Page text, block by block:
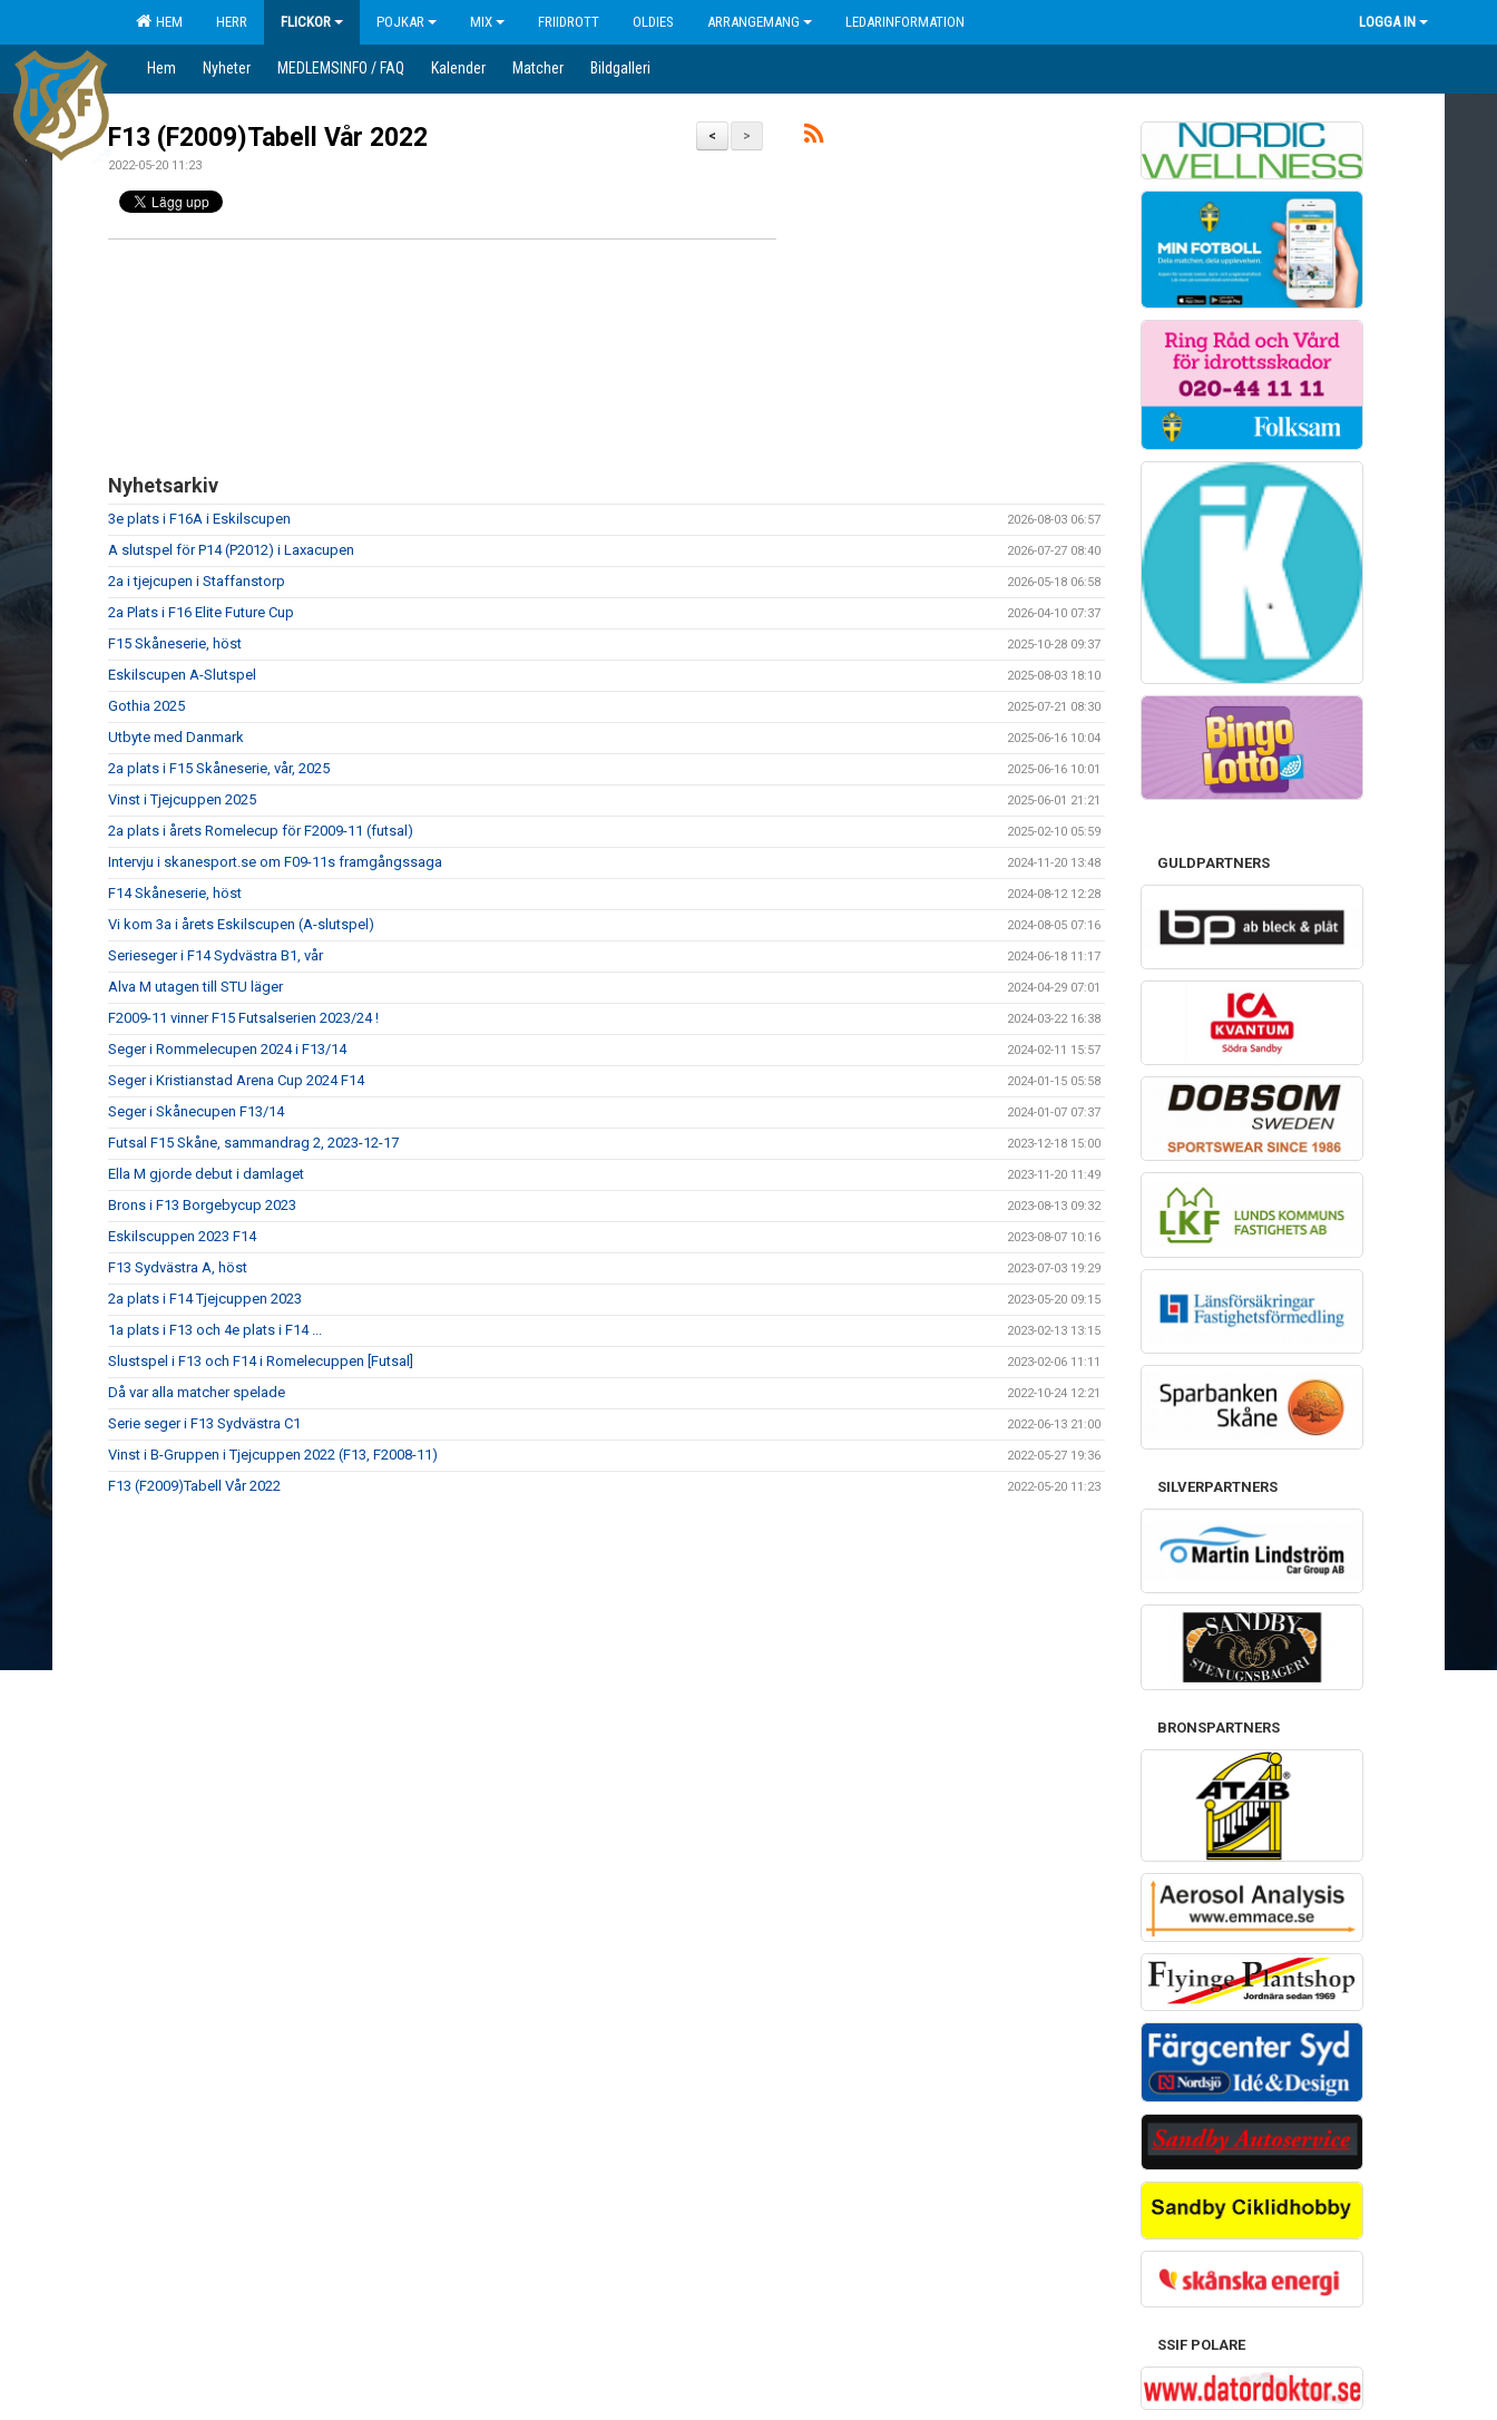
HEM HERR FLICKOR POJKAR MIX FRIIDROTT OLDIES ARRANGEMANG LEDARINFORMATION LOGGA IN
Hem Nyheter MEDLEMSINFO / FAQ Kalender Matcher Bildgalleri
>
<
F13 (F2009)Tabell Vår 2022
2022-05-20 11:23
Nyhetsarkiv
3e plats i F16A i Eskilscupen 2026-08-03 06:57
A slutspel för P14 (P2012) i Laxacupen 2026-07-27 08:40
2a i tjejcupen i Staffanstorp 2026-05-18 06:58
2a Plats i F16 Elite Future Cup 2026-04-10 07:37
F15 Skåneserie, höst 2025-10-28 09:37
Eskilscupen A-Slutspel 2025-08-03 18:10
Gothia 2025 2025-07-21 08:30
Utbyte med Danmark 2025-06-16 10:04
2a plats i F15 Skåneserie, vår, 2025 2025-06-16 10:01
Vinst i Tjejcuppen 2025 2025-06-01 21:21
2a plats i årets Romelecup för F2009-11 (futsal) 2025-02-10 05:59
Intervju i skanesport.se om F09-11s framgångssaga 2024-11-20 13:48
F14 Skåneserie, höst 2024-08-12 12:28
Vi kom 3a i årets Eskilscupen (A-slutspel) 2024-08-05 07:16
Serieseger i F14 Sydvästra B1, vår 2024-06-18 11:17
Alva M utagen till STU läger 2024-04-29 07:01
F2009-11 vinner F15 Futsalserien 2023/24 ! 2024-03-22 16:38
Seger i Rommelecupen 2024 i F13/14 2024-02-11 15:57
Seger i Kristianstad Arena Cup 2024 F14 2024-01-15 05:58
Seger i Skånecupen F13/14 2024-01-07 07:37
Futsal F15 Skåne, sammandrag 2, 2023-12-17 2023-12-18 15:00
Ella M gjorde debut i damlaget 2023-11-20 11:49
Brons i F13 Borgebycup 2023 2023-08-13 09:32
Eskilscuppen 2023 F14 2023-08-07 10:16
F13 Sydvästra A, höst 2023-07-03 19:29
2a plats i F14 Tjejcuppen 2023 2023-05-20 09:15
1a plats i F13 och 4e plats i F14 ... 2023-02-13 13:15
Slustspel i F13 och F14 i Romelecuppen [Futsal] 2023-02-06 11:11
Då var alla matcher spelade 2022-10-24 12:21
Serie seger i F13 Sydvästra C1 2022-06-13 21:00
Vinst i B-Gruppen i Tjejcuppen 2022 (F13, F2008-11) 2022-05-27 19:36
F13 (F2009)Tabell Vår 2022 2022-05-20 11:23
GULDPARTNERS
SILVERPARTNERS
BRONSPARTNERS
SSIF POLARE